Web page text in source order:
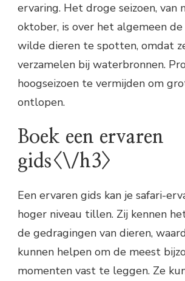
ervaring. Het droge seizoen, van
oktober, is over het algemeen
wilde dieren te spotten, omdat
verzamelen bij waterbronnen.
hoogseizoen te vermijden om
ontlopen.
Boek een ervaren
gids<\/h3>
Een ervaren gids kan je safari-
hoger niveau tillen. Zij kennen
de gedragingen van dieren,
kunnen helpen om de meest
momenten vast te leggen. Ze